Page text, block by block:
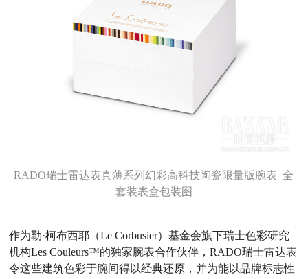
RADO瑞士雷达表真薄系列幻彩高科技陶瓷限量版腕表_全
套装表盒包装图
作为勒·柯布西耶（Le Corbusier）基金会旗下瑞士色彩研究
机构Les Couleurs™的独家腕表合作伙伴，RADO瑞士雷达表
令这些建筑色彩于腕间得以经典还原，并为能以品牌标志性